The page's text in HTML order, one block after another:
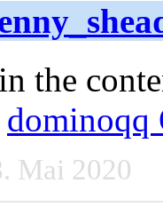
the
dominoqq
Mai 2020